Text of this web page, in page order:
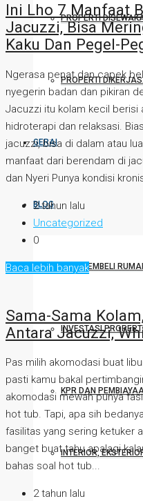
PROPERTI
PROPERTI
GERAI
BLOG
TIPS MEMBELI
INVESTASI PROPERTI
KPR DAN
INTERIOR,
Ini Lho 7 Manfaat
Jacuzzi, Bisa
Kaku Dan Pegel-
Ngerasa penat dan capek
nyegerin badan dan pikiran
Jacuzzi itu kolam kecil berisi
hidroterapi dan relaksasi.
jacuzzi, bisa di dalam atau
manfaat dari berendam di
dan Nyeri Punya kondisi
2 tahun lalu
Uncategorized
0
Baca lebih banyak
Sama-Sama
Antara Jacuzzi,
Pas milih akomodasi buat
pasti kamu bakal
akomodasi mewah punya
hot tub. Tapi, apa sih
fasilitas yang sering ketuker
banget buat tahu apalagi
bahas soal hot tub...
2 tahun lalu